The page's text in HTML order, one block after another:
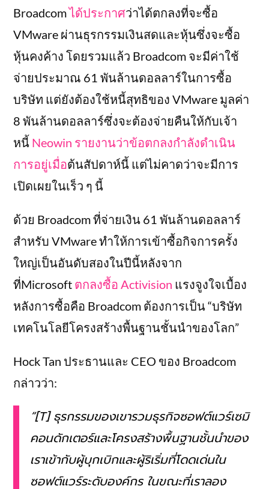
Broadcomได้ประกาศว่าได้ตกลงที่จะซื้อ
VMware ผ่านธุรกรรมเงินสดและหุ้นซึ่งจะซื้อ
หุ้นคงค้าง โดยรวมแล้ว Broadcom จะมีค่าใช้
จ่ายประมาณ 61 พันล้านดอลลาร์ในการซื้อ
บริษัท แต่ยังต้องใช้หนี้สุทธิของ VMware มูลค่า
8 พันล้านดอลลาร์ซึ่งจะต้องจ่ายคืนให้กับเจ้า
หนี้ Neowin รายงานว่าข้อตกลงกำลังดำเนิน
การอยู่เมื่อต้นสัปดาห์นี้ แต่ไม่คาดว่าจะมีการ
เปิดเผยในเร็ว ๆ นี้
ด้วย Broadcom ที่จ่ายเงิน 61 พันล้านดอลลาร์
สำหรับ VMware ทำให้การเข้าซื้อกิจการครั้ง
ใหญ่เป็นอันดับสองในปีนี้หลังจาก
ที่Microsoft ตกลงซื้อ Activision แรงจูงใจเบื้อง
หลังการซื้อคือ Broadcom ต้องการเป็น “บริษัท
เทคโนโลยีโครงสร้างพื้นฐานชั้นนำของโลก”
Hock Tan ประธานและ CEO ของ Broadcom
กล่าวว่า:
“[T] ธุรกรรมของเขารวมธุรกิจซอฟต์แวร์เซมิ
คอนดักเตอร์และโครงสร้างพื้นฐานชั้นนำของ
เราเข้ากับผู้บุกเบิกและผู้ริเริ่มที่โดดเด่นใน
ซอฟต์แวร์ระดับองค์กร ในขณะที่เราลอง